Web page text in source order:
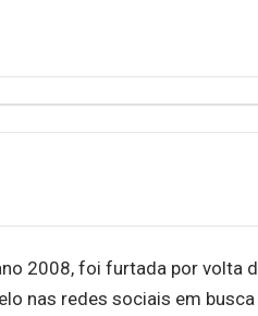
2008, foi furtada por volta
nas redes sociais em